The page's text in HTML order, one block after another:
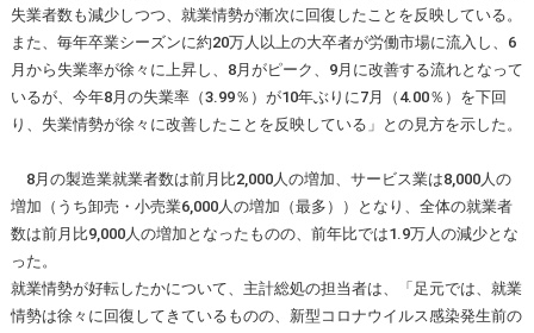
失業者数も減少しつつ、就業情勢が漸次に回復したことを反映している。
また、毎年卒業シーズンに約20万人以上の大卒者が労働市場に流入し、6
月から失業率が徐々に上昇し、8月がピーク、9月に改善する流れとなって
いるが、今年8月の失業率（3.99％）が10年ぶりに7月（4.00％）を下回
り、失業情勢が徐々に改善したことを反映している」との見方を示した。
8月の製造業就業者数は前月比2,000人の増加、サービス業は8,000人の
増加（うち卸売・小売業6,000人の増加（最多））となり、全体の就業者
数は前月比9,000人の増加となったものの、前年比では1.9万人の減少とな
った。
就業情勢が好転したかについて、主計総処の担当者は、「足元では、就業
情勢は徐々に回復してきているものの、新型コロナウイルス感染発生前の